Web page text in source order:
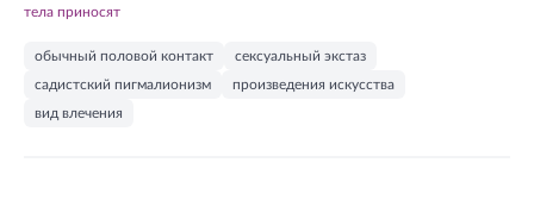
тела приносят
обычный половой контакт
сексуальный экстаз
садистский пигмалионизм
произведения искусства
вид влечения